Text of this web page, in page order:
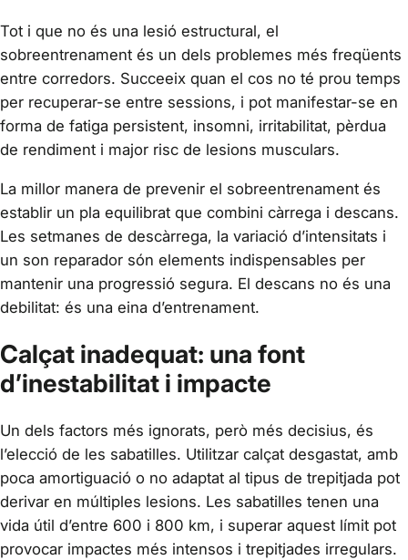
Tot i que no és una lesió estructural, el
sobreentrenament és un dels problemes més freqüents
entre corredors. Succeeix quan el cos no té prou temps
per recuperar-se entre sessions, i pot manifestar-se en
forma de fatiga persistent, insomni, irritabilitat, pèrdua
de rendiment i major risc de lesions musculars.
La millor manera de prevenir el sobreentrenament és
establir un pla equilibrat que combini càrrega i descans.
Les setmanes de descàrrega, la variació d’intensitats i
un son reparador són elements indispensables per
mantenir una progressió segura. El descans no és una
debilitat: és una eina d’entrenament.
Calçat inadequat: una font
d’inestabilitat i impacte
Un dels factors més ignorats, però més decisius, és
l’elecció de les sabatilles. Utilitzar calçat desgastat, amb
poca amortiguació o no adaptat al tipus de trepitjada pot
derivar en múltiples lesions. Les sabatilles tenen una
vida útil d’entre 600 i 800 km, i superar aquest límit pot
provocar impactes més intensos i trepitjades irregulars.